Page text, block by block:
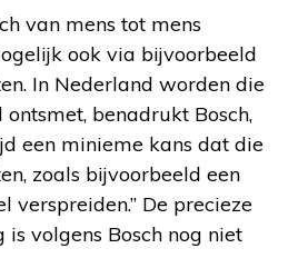
van mens tot mens
ook via bijvoorbeeld
In Nederland worden die
benadrukt Bosch,
een minieme kans dat die
zoals bijvoorbeeld een
verspreiden.” De precieze
volgens Bosch nog niet